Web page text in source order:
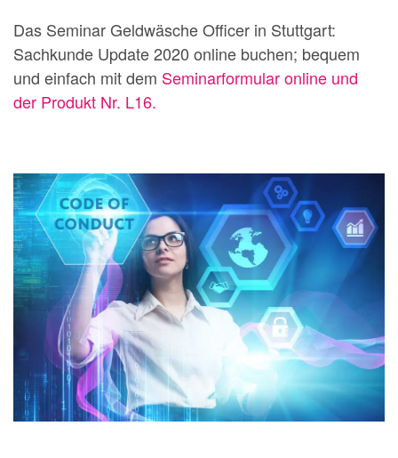
Das Seminar Geldwäsche Officer in Stuttgart:
Sachkunde Update 2020 online buchen; bequem
und einfach mit dem Seminarformular online und
der Produkt Nr. L16.